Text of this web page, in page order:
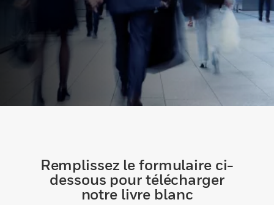
Remplissez le formulaire ci-
dessous pour télécharger
notre livre blanc